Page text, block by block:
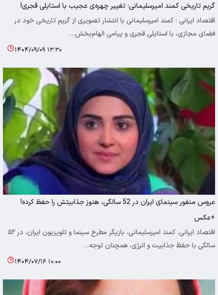
گریم تاریخی کمند امیرسلیمانی؛ تغییر چهره‌ی عجیب با استایلی قجری!
اقتصاد ایرانی : کمند امیرسلیمانی با انتشار تصویری از گریم تاریخی خود در
فضای مجازی، با استایلی قجری و پیامی الهام‌بخش…
۱۴۰۴/۰۹/۰۹ ۱۳:۳۰
عروس منفور سینمای ایران در 52 سالگی، هنوز جذابیتش را حفظ کرده!
+عکس
اقتصاد ایرانی: کمند امیرسلیمانی، بازیگر مطرح سینما و تلویزیون ایران، در ۵۲
سالگی با حفظ جذابیت و انرژی، همچنان توجه…
۱۴۰۴/۰۷/۱۶ ۱۰:۰۰